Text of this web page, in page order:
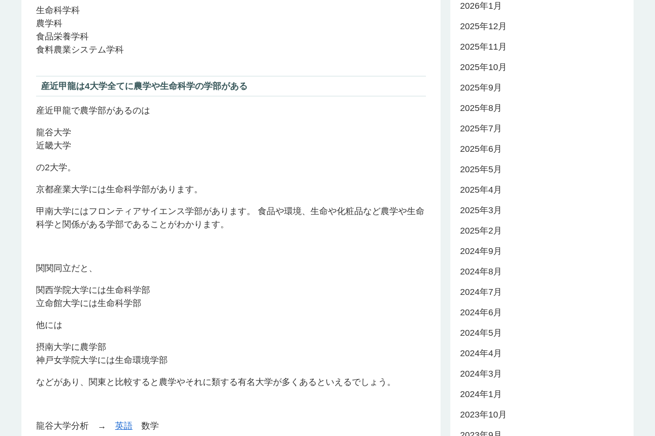
生命科学科
農学科
食品栄養学科
食料農業システム学科
産近甲龍は4大学全てに農学や生命科学の学部がある
産近甲龍で農学部があるのは
龍谷大学
近畿大学
の2大学。
京都産業大学には生命科学部があります。
甲南大学にはフロンティアサイエンス学部があります。 食品や環境、生命や化粧品など農学や生命
科学と関係がある学部であることがわかります。
関関同立だと、
関西学院大学には生命科学部
立命館大学には生命科学部
他には
摂南大学に農学部
神戸女学院大学には生命環境学部
などがあり、関東と比較すると農学やそれに類する有名大学が多くあるといえるでしょう。
龍谷大学分析 → 英語 数学
2026年1月
2025年12月
2025年11月
2025年10月
2025年9月
2025年8月
2025年7月
2025年6月
2025年5月
2025年4月
2025年3月
2025年2月
2024年9月
2024年8月
2024年7月
2024年6月
2024年5月
2024年4月
2024年3月
2024年1月
2023年10月